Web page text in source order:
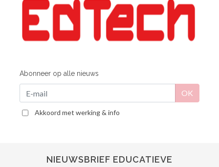
Abonneer op alle nieuws
Akkoord met werking & info
NIEUWSBRIEF EDUCATIEVE